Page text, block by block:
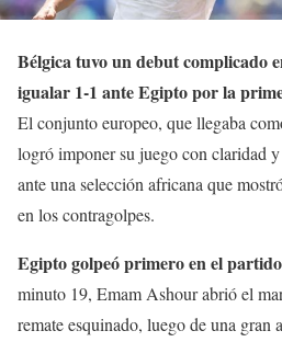
Bélgica tuvo un debut complicado
igualar 1-1 ante Egipto por la
El conjunto europeo, que llegaba
logró imponer su juego con claridad
ante una selección africana que
en los contragolpes.
Egipto golpeó primero en el
minuto 19, Emam Ashour abrió el
remate esquinado, luego de una gran